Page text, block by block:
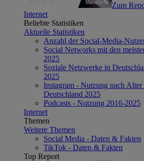
Zum
Internet
Beliebte Statistiken
Aktuelle Statistiken
Anzahl der Social-Media-
Social Networks mit den
2025
Soziale Netzwerke in
2025
Instagram - Nutzung nach
Deutschland 2025
Podcasts - Nutzung 2016-2025
Internet
Themen
Weitere Themen
Social Media - Daten & Fakten
TikTok - Daten & Fakten
Top Report